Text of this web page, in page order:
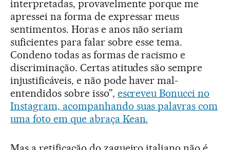
interpretadas, provavelmente porque me
apressei na forma de expressar meus
sentimentos. Horas e anos não seriam
suficientes para falar sobre esse tema.
Condeno todas as formas de racismo e
discriminação. Certas atitudes são sempre
injustificáveis, e não pode haver mal-
entendidos sobre isso”, escreveu Bonucci no
Instagram, acompanhando suas palavras com
uma foto em que abraça Kean.